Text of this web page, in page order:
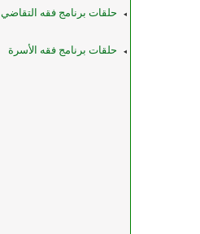
حلقات برنامج فقه التقاضي
حلقات برنامج فقه الأسرة